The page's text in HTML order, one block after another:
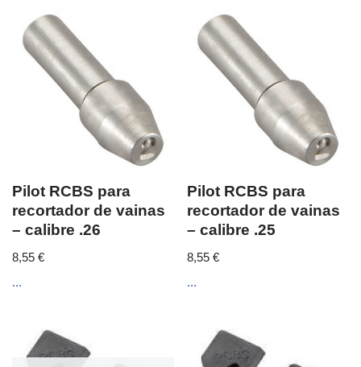
Pilot RCBS para
recortador de vainas
– calibre .26
8,55 €
...
Pilot RCBS para
recortador de vainas
– calibre .25
8,55€
...